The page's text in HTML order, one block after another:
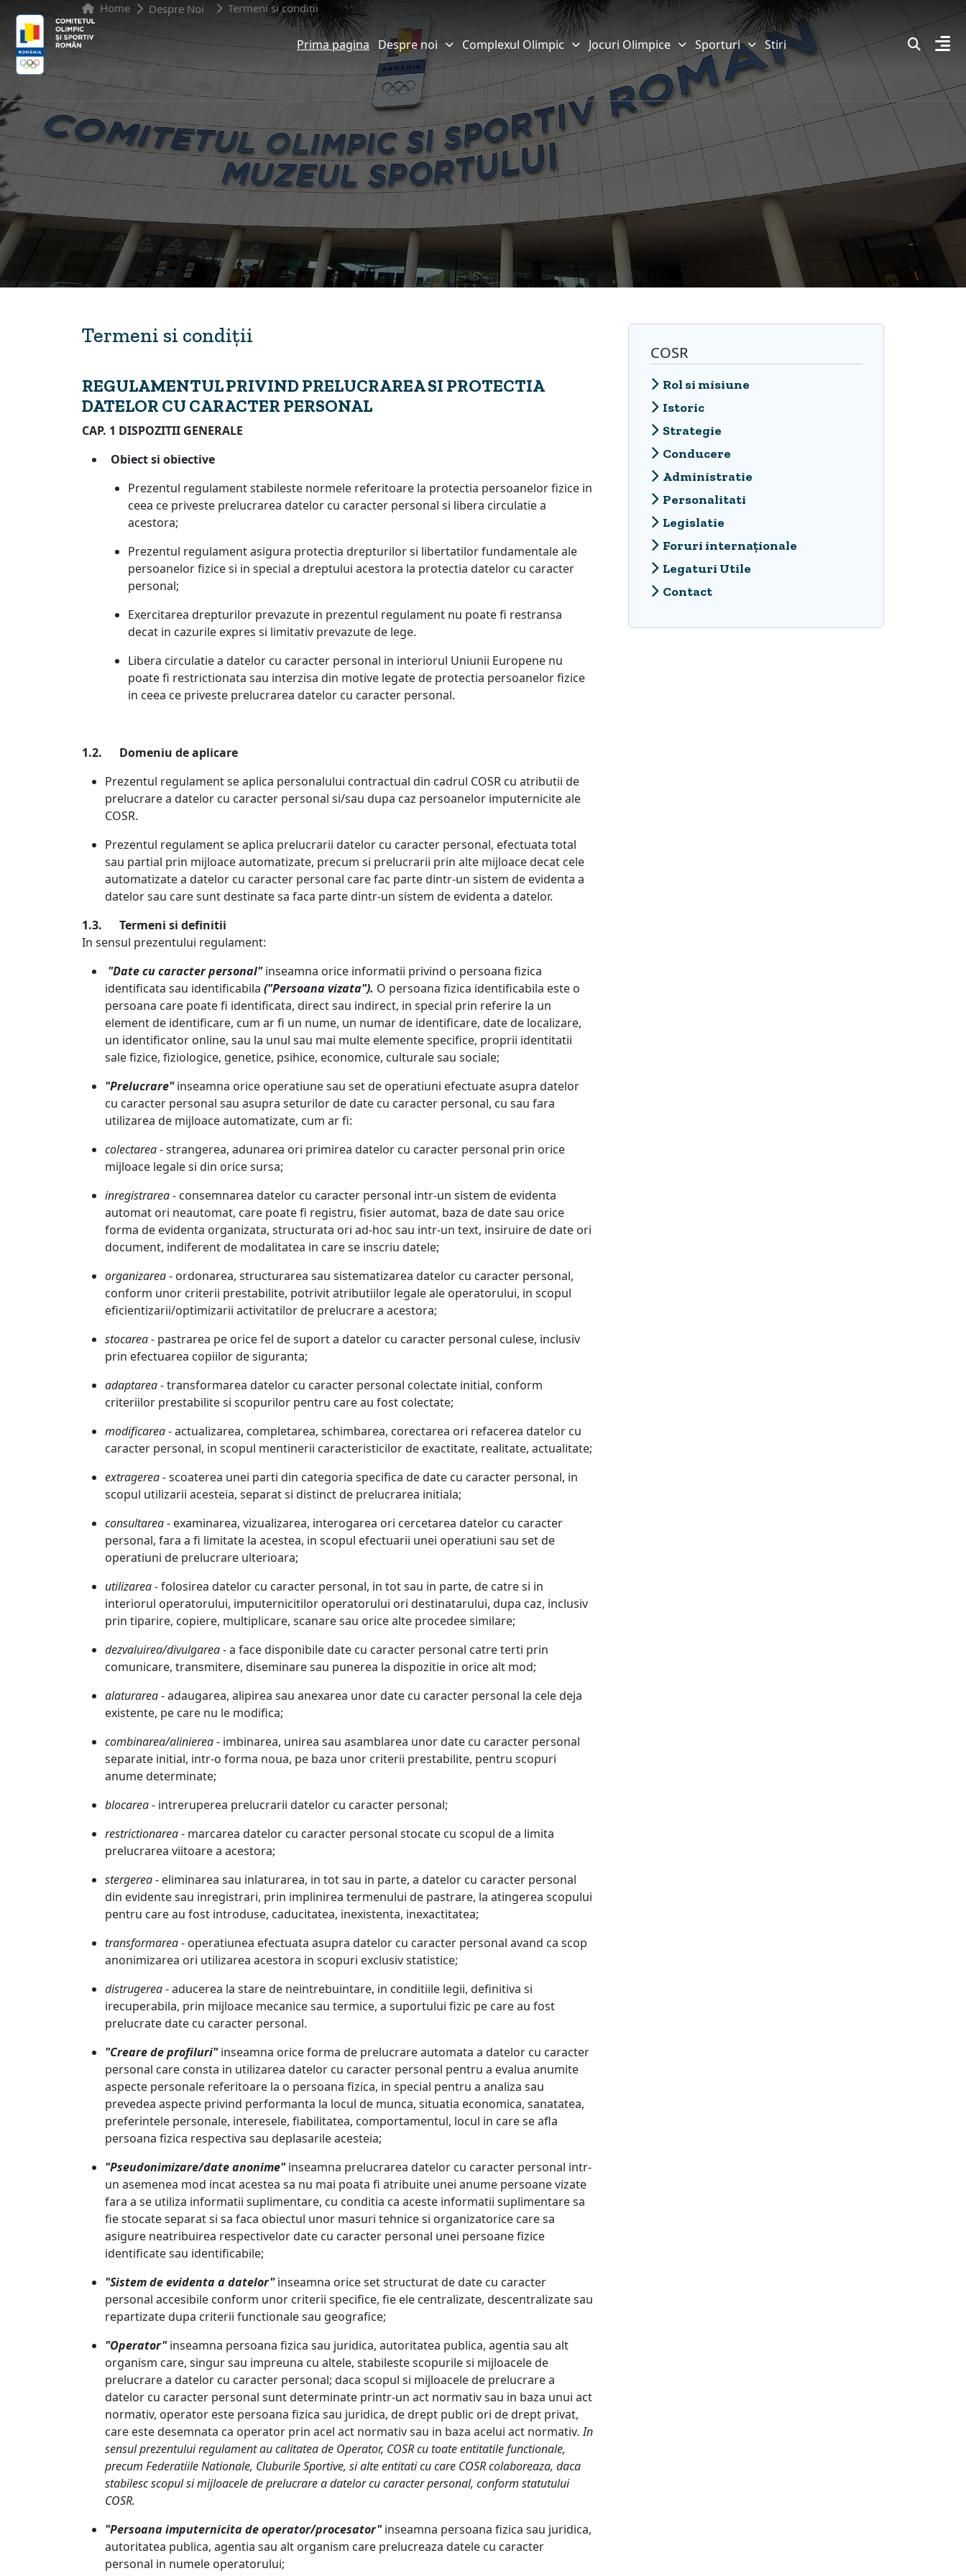
Prima pagina Despre noi Complexul Olimpic Jocuri Olimpice Sporturi Stiri
Home Despre Noi Termeni si condiții
Termeni si condiții
REGULAMENTUL PRIVIND PRELUCRAREA SI PROTECTIA
DATELOR CU CARACTER PERSONAL
CAP. 1 DISPOZITII GENERALE
Obiect si obiective
Prezentul regulament stabileste normele referitoare la protectia persoanelor fizice in
ceea ce priveste prelucrarea datelor cu caracter personal si libera circulatie a
acestora;
Prezentul regulament asigura protectia drepturilor si libertatilor fundamentale ale
persoanelor fizice si in special a dreptului acestora la protectia datelor cu caracter
personal;
Exercitarea drepturilor prevazute in prezentul regulament nu poate fi restransa
decat in cazurile expres si limitativ prevazute de lege.
Libera circulatie a datelor cu caracter personal in interiorul Uniunii Europene nu
poate fi restrictionata sau interzisa din motive legate de protectia persoanelor fizice
in ceea ce priveste prelucrarea datelor cu caracter personal.
1.2. Domeniu de aplicare
Prezentul regulament se aplica personalului contractual din cadrul COSR cu atributii de
prelucrare a datelor cu caracter personal si/sau dupa caz persoanelor imputernicite ale
COSR.
Prezentul regulament se aplica prelucrarii datelor cu caracter personal, efectuata total
sau partial prin mijloace automatizate, precum si prelucrarii prin alte mijloace decat cele
automatizate a datelor cu caracter personal care fac parte dintr-un sistem de evidenta a
datelor sau care sunt destinate sa faca parte dintr-un sistem de evidenta a datelor.
1.3. Termeni si definitii
In sensul prezentului regulament:
"Date cu caracter personal"inseamna orice informatii privind o persoana fizica
identificata sau identificabila ("Persoana vizata"). O persoana fizica identificabila este o
persoana care poate fi identificata, direct sau indirect, in special prin referire la un
element de identificare, cum ar fi un nume, un numar de identificare, date de localizare,
un identificator online, sau la unul sau mai multe elemente specifice, proprii identitatii
sale fizice, fiziologice, genetice, psihice, economice, culturale sau sociale;
"Prelucrare"inseamna orice operatiune sau set de operatiuni efectuate asupra datelor
cu caracter personal sau asupra seturilor de date cu caracter personal, cu sau fara
utilizarea de mijloace automatizate, cum ar fi:
colectarea- strangerea, adunarea ori primirea datelor cu caracter personal prin orice
mijloace legale si din orice sursa;
inregistrarea- consemnarea datelor cu caracter personal intr-un sistem de evidenta
automat ori neautomat, care poate fi registru, fisier automat, baza de date sau orice
forma de evidenta organizata, structurata ori ad-hoc sau intr-un text, insiruire de date ori
document, indiferent de modalitatea in care se inscriu datele;
organizarea- ordonarea, structurarea sau sistematizarea datelor cu caracter personal,
conform unor criterii prestabilite, potrivit atributiilor legale ale operatorului, in scopul
eficientizarii/optimizarii activitatilor de prelucrare a acestora;
stocarea - pastrarea pe orice fel de suport a datelor cu caracter personal culese, inclusiv
prin efectuarea copiilor de siguranta;
adaptarea -transformarea datelor cu caracter personal colectate initial, conform
criteriilor prestabilite si scopurilor pentru care au fost colectate;
modificarea- actualizarea, completarea, schimbarea, corectarea ori refacerea datelor cu
caracter personal, in scopul mentinerii caracteristicilor de exactitate, realitate, actualitate;
extragerea -scoaterea unei parti din categoria specifica de date cu caracter personal, in
scopul utilizarii acesteia, separat si distinct de prelucrarea initiala;
consultarea- examinarea, vizualizarea, interogarea ori cercetarea datelor cu caracter
personal, fara a fi limitate la acestea, in scopul efectuarii unei operatiuni sau set de
operatiuni de prelucrare ulterioara;
utilizarea -folosirea datelor cu caracter personal, in tot sau in parte, de catre si in
interiorul operatorului, imputernicitilor operatorului ori destinatarului, dupa caz, inclusiv
prin tiparire, copiere, multiplicare, scanare sau orice alte procedee similare;
dezvaluirea/divulgarea- a face disponibile date cu caracter personal catre terti prin
comunicare, transmitere, diseminare sau punerea la dispozitie in orice alt mod;
alaturarea- adaugarea, alipirea sau anexarea unor date cu caracter personal la cele deja
existente, pe care nu le modifica;
combinarea/alinierea- imbinarea, unirea sau asamblarea unor date cu caracter personal
separate initial, intr-o forma noua, pe baza unor criterii prestabilite, pentru scopuri
anume determinate;
blocarea- intreruperea prelucrarii datelor cu caracter personal;
restrictionarea- marcarea datelor cu caracter personal stocate cu scopul de a limita
prelucrarea viitoare a acestora;
stergerea- eliminarea sau inlaturarea, in tot sau in parte, a datelor cu caracter personal
din evidente sau inregistrari, prin implinirea termenului de pastrare, la atingerea scopului
pentru care au fost introduse, caducitatea, inexistenta, inexactitatea;
transformarea- operatiunea efectuata asupra datelor cu caracter personal avand ca scop
anonimizarea ori utilizarea acestora in scopuri exclusiv statistice;
distrugerea- aducerea la stare de neintrebuintare, in conditiile legii, definitiva si
irecuperabila, prin mijloace mecanice sau termice, a suportului fizic pe care au fost
prelucrate date cu caracter personal.
"Creare de profiluri"inseamna orice forma de prelucrare automata a datelor cu caracter
personal care consta in utilizarea datelor cu caracter personal pentru a evalua anumite
aspecte personale referitoare la o persoana fizica, in special pentru a analiza sau
prevedea aspecte privind performanta la locul de munca, situatia economica, sanatatea,
preferintele personale, interesele, fiabilitatea, comportamentul, locul in care se afla
persoana fizica respectiva sau deplasarile acesteia;
"Pseudonimizare/date anonime"inseamna prelucrarea datelor cu caracter personal intr-
un asemenea mod incat acestea sa nu mai poata fi atribuite unei anume persoane vizate
fara a se utiliza informatii suplimentare, cu conditia ca aceste informatii suplimentare sa
fie stocate separat si sa faca obiectul unor masuri tehnice si organizatorice care sa
asigure neatribuirea respectivelor date cu caracter personal unei persoane fizice
identificate sau identificabile;
"Sistem de evidenta a datelor"inseamna orice set structurat de date cu caracter
personal accesibile conform unor criterii specifice, fie ele centralizate, descentralizate sau
repartizate dupa criterii functionale sau geografice;
"Operator"inseamna persoana fizica sau juridica, autoritatea publica, agentia sau alt
organism care, singur sau impreuna cu altele, stabileste scopurile si mijloacele de
prelucrare a datelor cu caracter personal; daca scopul si mijloacele de prelucrare a
datelor cu caracter personal sunt determinate printr-un act normativ sau in baza unui act
normativ, operator este persoana fizica sau juridica, de drept public ori de drept privat,
care este desemnata ca operator prin acel act normativ sau in baza acelui act normativ. In
sensul prezentului regulament au calitatea de Operator, COSR cu toate entitatile functionale,
precum Federatiile Nationale, Cluburile Sportive, si alte entitati cu care COSR colaboreaza, daca
stabilesc scopul si mijloacele de prelucrare a datelor cu caracter personal, conform statutului
COSR.
"Persoana imputernicita de operator/procesator"inseamna persoana fizica sau juridica,
autoritatea publica, agentia sau alt organism care prelucreaza datele cu caracter
personal in numele operatorului;
COSR
Rol si misiune
Istoric
Strategie
Conducere
Administratie
Personalitati
Legislatie
Foruri internaționale
Legaturi Utile
Contact